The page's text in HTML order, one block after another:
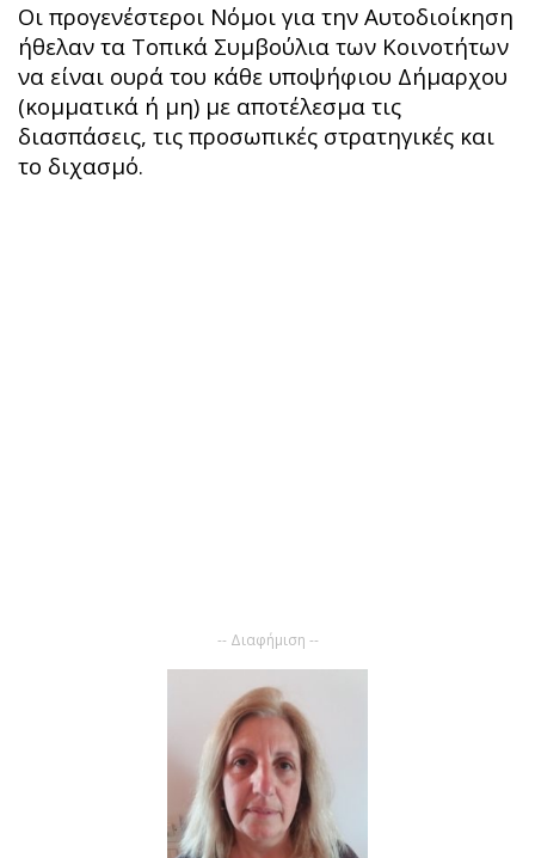
Οι προγενέστεροι Νόμοι για την Αυτοδιοίκηση
ήθελαν τα Τοπικά Συμβούλια των Κοινοτήτων
να είναι ουρά του κάθε υποψήφιου Δήμαρχου
(κομματικά ή μη) με αποτέλεσμα τις
διασπάσεις, τις προσωπικές στρατηγικές και
το διχασμό.
-- Διαφήμιση --